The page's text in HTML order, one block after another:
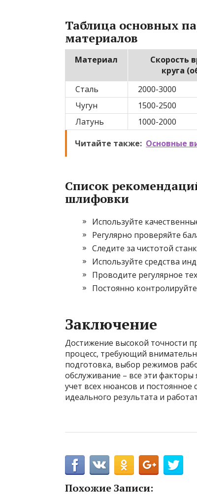
Таблица основных
материалов
Материал
Скорость
круга
Сталь
2000-3000
Чугун
1500-2500
Латунь
1000-2000
Читайте также: Основные
Список
шлифовки
Используйте
Регулярно проверяйте
Следите за чистотой
Используйте средства
Проводите регулярное
Постоянно
Заключение
Достижение высокой точности
процесс, требующий
подготовка, выбор режимов
обслуживание – все эти
учет всех нюансов и
идеального результата и
Похожие Записи: